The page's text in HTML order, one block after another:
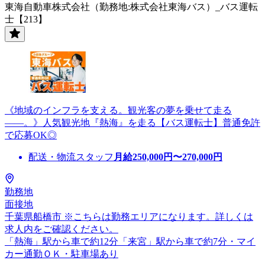
東海自動車株式会社（勤務地:株式会社東海バス）_バス運転
士【213】
《地域のインフラを支える。観光客の夢を乗せて走る
――。》人気観光地『熱海』を走る【バス運転士】普通免許
で応募OK◎
配送・物流スタッフ 月給250,000円〜270,000円
勤務地
面接地
千葉県船橋市 ※こちらは勤務エリアになります。詳しくは
求人内をご確認ください。
「熱海」駅から車で約12分「来宮」駅から車で約7分・マイ
カー通勤ＯＫ・駐車場あり